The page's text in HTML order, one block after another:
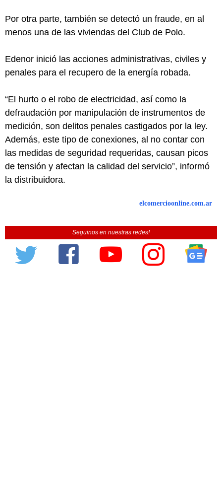
Por otra parte, también se detectó un fraude, en al
menos una de las viviendas del Club de Polo.
Edenor inició las acciones administrativas, civiles y
penales para el recupero de la energía robada.
“El hurto o el robo de electricidad, así como la
defraudación por manipulación de instrumentos de
medición, son delitos penales castigados por la ley.
Además, este tipo de conexiones, al no contar con
las medidas de seguridad requeridas, causan picos
de tensión y afectan la calidad del servicio”, informó
la distribuidora.
elcomercioonline.com.ar
Seguinos en nuestras redes!